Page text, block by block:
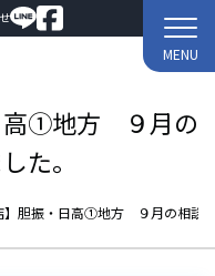
MENU
高①地方 ９月の
た。
】胆振・日高①地方 ９月の相談